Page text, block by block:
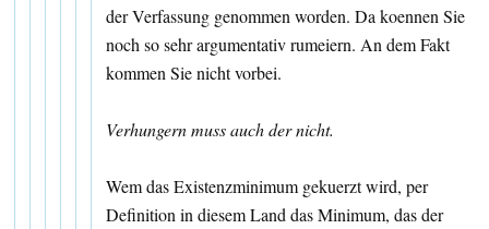
der Verfassung genommen worden. Da koennen Sie
noch so sehr argumentativ rumeiern. An dem Fakt
kommen Sie nicht vorbei.
Verhungern muss auch der nicht.
Wem das Existenzminimum gekuerzt wird, per
Definition in diesem Land das Minimum, das der